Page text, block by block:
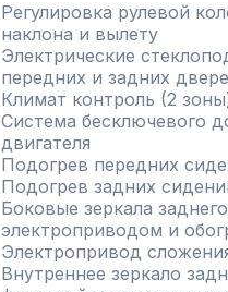
Регулировка рулевой
наклона и вылету
Электрические
передних и задних
Климат контроль (2
Система бесключевого
двигателя
Подогрев передних
Подогрев задних
Боковые зеркала
электроприводом и
Электропривод
Внутреннее зеркало